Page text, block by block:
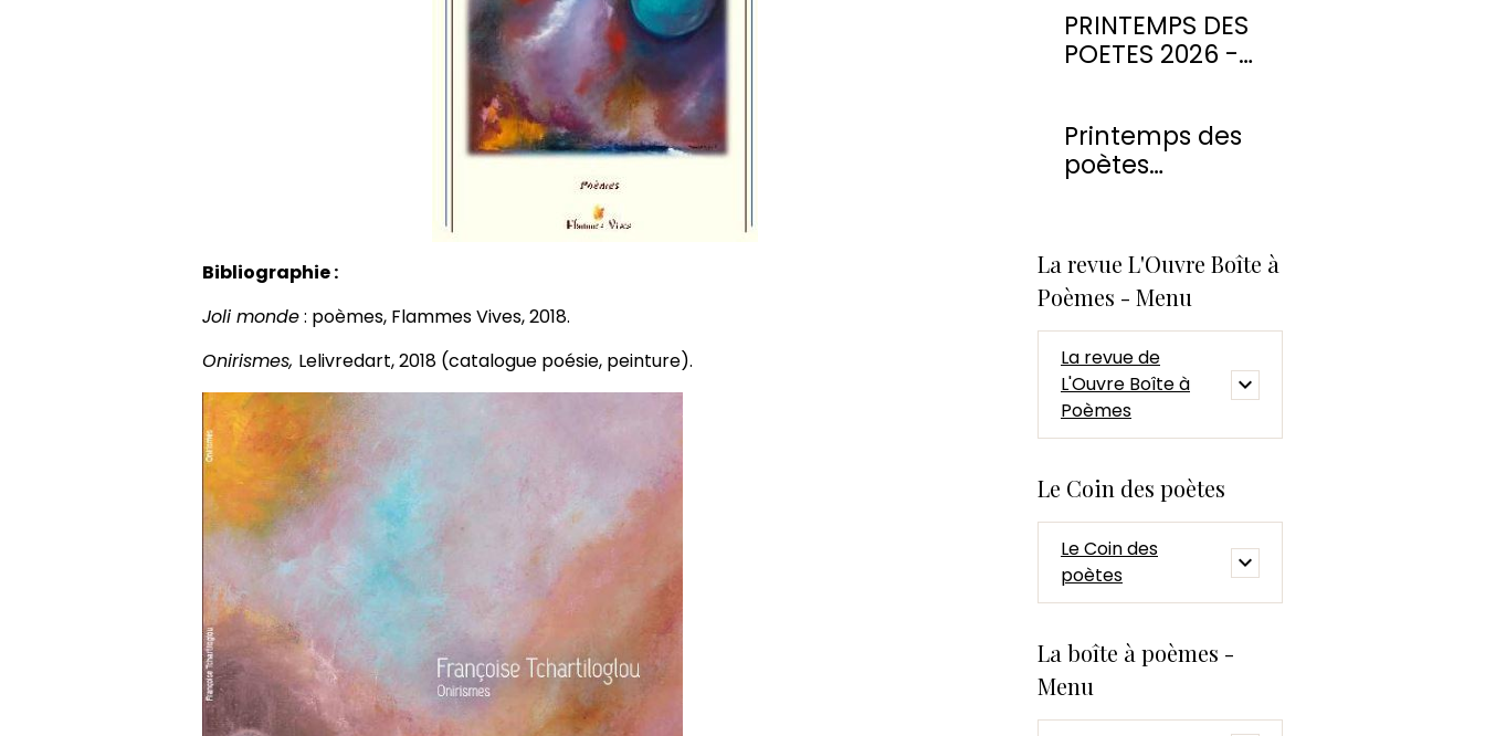
Bibliographie :
Joli monde: poèmes, Flammes Vives, 2018.
Onirismes, Lelivredart, 2018 (catalogue poésie, peinture).
PRINTEMPS DES
POETES 2026 -
Printemps des
poètes
La revue L'Ouvre Boîte à
Poèmes - Menu
La revue de
L'Ouvre Boîte à
Poèmes
Le Coin des poètes
Le Coin des
poètes
La boîte à poèmes -
Menu